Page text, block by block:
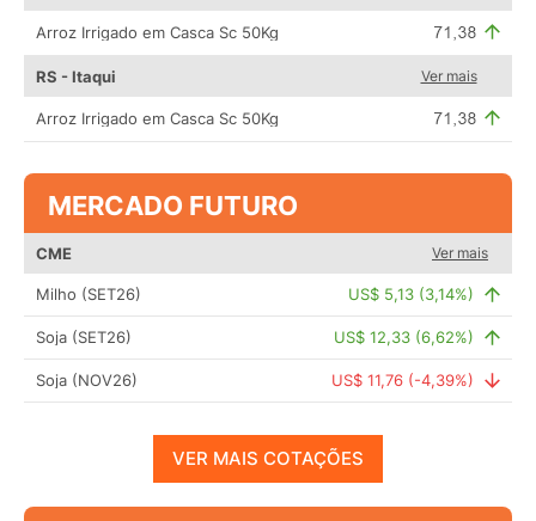
Arroz Irrigado em Casca Sc 50Kg
RS - Itaqui Ver mais
Arroz Irrigado em Casca Sc 50Kg
MERCADO FUTURO
CME Ver mais
Milho (SET26) US$ 5,13 (3,14%)
Soja (SET26) US$ 12,33 (6,62%)
Soja (NOV26) US$ 11,76 (-4,39%)
VER MAIS COTAÇÕES